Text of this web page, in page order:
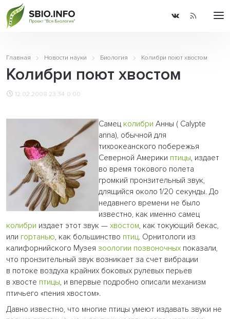
Главная Новости науки Биология Колибри поют хвостом
Колибри поют хвостом
12.02.2008 23:34 0.00
Самец колибри Анны ( Calypte
anna), обычной для
тихоокеанского побережья
Северной Америки птицы, издает
во время токового полета
громкий пронзительный звук,
длящийся около 1/20 секунды. До
недавнего времени не было
известно, как именно самец
колибри издает этот звук — хвостом, как токующий бекас,
или гортанью, как большинство птиц. Орнитологи из
калифорнийского Музея зоологии позвоночных показали,
что пронзительный звук возникает за счет вибрации
в потоке воздуха крайних боковых рулевых перьев
в хвосте птицы, и впервые подробно описали механизм
птичьего «пения хвостом».
Давно известно, что многие птицы умеют издавать звуки не